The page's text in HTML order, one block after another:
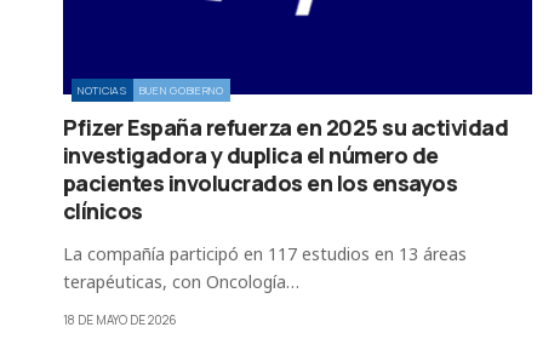
NOTICIAS BUEN GOBIERNO
Pfizer España refuerza en 2025 su actividad
investigadora y duplica el número de
pacientes involucrados en los ensayos
clínicos
La compañía participó en 117 estudios en 13 áreas
terapéuticas, con Oncología…
18 DE MAYO DE 2026